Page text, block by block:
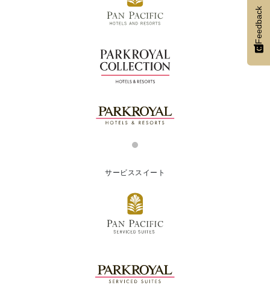
サービススイート
Feedback